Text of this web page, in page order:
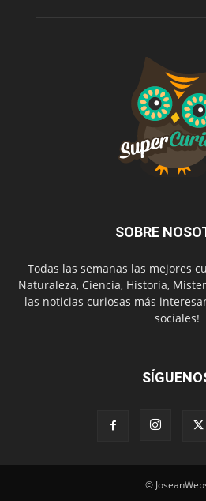
SOBRE
Todas las semanas las mejores
Naturaleza, Ciencia, Historia,
las noticias curiosas más
sociales!
©